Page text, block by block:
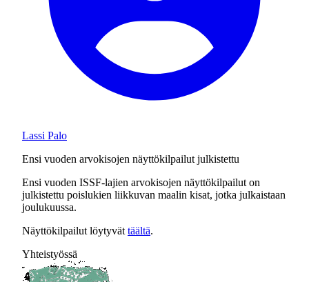
Lassi Palo
Ensi vuoden arvokisojen näyttökilpailut julkistettu
Ensi vuoden ISSF-lajien arvokisojen näyttökilpailut on
julkistettu poislukien liikkuvan maalin kisat, jotka julkaistaan
joulukuussa.
Näyttökilpailut löytyvät täältä.
Yhteistyössä